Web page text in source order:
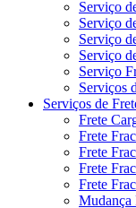
Serviço
Serviço
Serviço
Serviço
Serviço
Serviços
Serviços de
Frete
Frete
Frete
Frete
Frete
Mudança